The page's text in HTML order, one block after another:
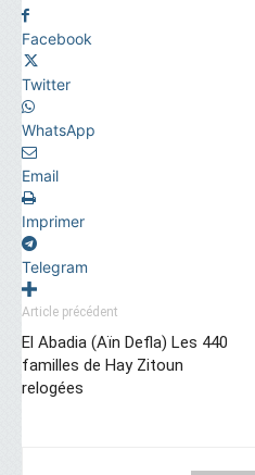
Facebook
Twitter
WhatsApp
Email
Imprimer
Telegram
Article précédent
El Abadia (Aïn Defla) Les 440
familles de Hay Zitoun
relogées